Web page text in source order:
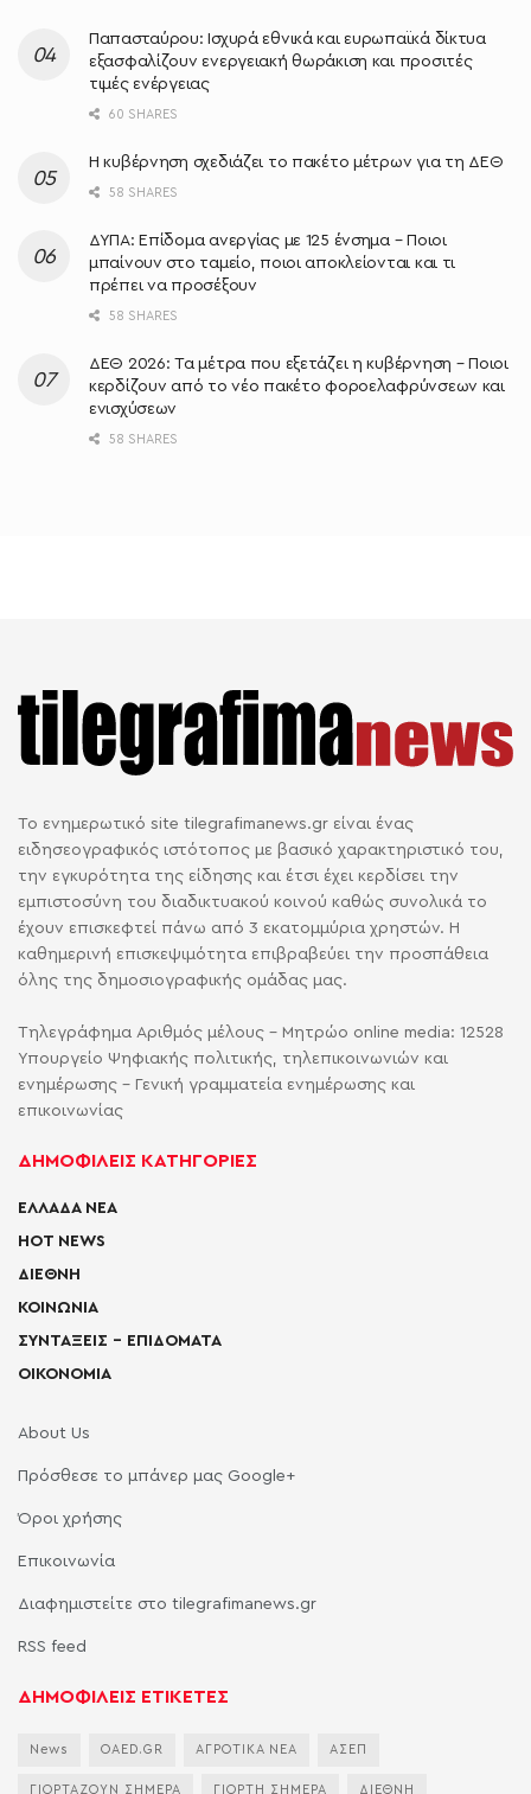
Παπασταύρου: Ισχυρά εθνικά και ευρωπαϊκά δίκτυα
εξασφαλίζουν ενεργειακή θωράκιση και προσιτές
τιμές ενέργειας
60 SHARES
Η κυβέρνηση σχεδιάζει το πακέτο μέτρων για τη ΔΕΘ
58 SHARES
ΔΥΠΑ: Επίδομα ανεργίας με 125 ένσημα – Ποιοι
μπαίνουν στο ταμείο, ποιοι αποκλείονται και τι
πρέπει να προσέξουν
58 SHARES
ΔΕΘ 2026: Τα μέτρα που εξετάζει η κυβέρνηση – Ποιοι
κερδίζουν από το νέο πακέτο φοροελαφρύνσεων και
ενισχύσεων
58 SHARES
Το ενημερωτικό site tilegrafimanews.gr είναι ένας
ειδησεογραφικός ιστότοπος με βασικό χαρακτηριστικό του,
την εγκυρότητα της είδησης και έτσι έχει κερδίσει την
εμπιστοσύνη του διαδικτυακού κοινού καθώς συνολικά το
έχουν επισκεφτεί πάνω από 3 εκατομμύρια χρηστών. Η
καθημερινή επισκεψιμότητα επιβραβεύει την προσπάθεια
όλης της δημοσιογραφικής ομάδας μας.
Τηλεγράφημα Αριθμός μέλους - Μητρώο online media: 12528
Υπουργείο Ψηφιακής πολιτικής, τηλεπικοινωνιών και
ενημέρωσης - Γενική γραμματεία ενημέρωσης και
επικοινωνίας
ΔΗΜΟΦΙΛΕΙΣ ΚΑΤΗΓΟΡΙΕΣ
ΕΛΛΑΔΑ ΝΕΑ
HOT NEWS
ΔΙΕΘΝΗ
ΚΟΙΝΩΝΙΑ
ΣΥΝΤΑΞΕΙΣ – ΕΠΙΔΟΜΑΤΑ
ΟΙΚΟΝΟΜΙΑ
About Us
Πρόσθεσε το μπάνερ μας Google+
Όροι χρήσης
Επικοινωνία
Διαφημιστείτε στο tilegrafimanews.gr
RSS feed
ΔΗΜΟΦΙΛΕΙΣ ΕΤΙΚΕΤΕΣ
News OAED.GR ΑΓΡΟΤΙΚΑ ΝΕΑ ΑΣΕΠ
ΓΙΟΡΤΑΖΟΥΝ ΣΗΜΕΡΑ ΓΙΟΡΤΗ ΣΗΜΕΡΑ ΔΙΕΘΝΗ